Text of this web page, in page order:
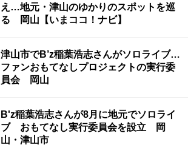
え…地元・津山のゆかりのスポットを巡
る 岡山【いまココ！ナビ】
津山市でB’z稲葉浩志さんがソロライブ…
ファンおもてなしプロジェクトの実行委
員会 岡山
B'z稲葉浩志さんが8月に地元でソロライ
ブ おもてなし実行委員会を設立 岡
山・津山市